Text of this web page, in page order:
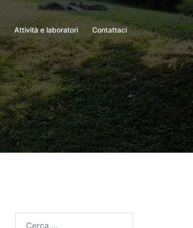
Attività e laboratori
Contattaci